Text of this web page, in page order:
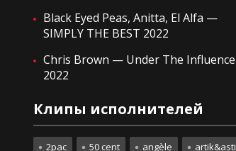
Black Eyed Peas, Anitta, El Alfa —
SIMPLY THE BEST 2022
Chris Brown — Under The Influence
2022
Клипы исполнителей
2pac 50 cent angèle
artik&asti